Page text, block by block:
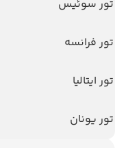
تور سوئیس
تور فرانسه
تور ایتالیا
تور یونان
تور استانبول
تور پوکت
تور بالی